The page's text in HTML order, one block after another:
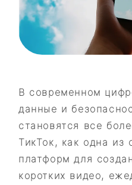
В современном
данные и
становятся все
ТикТок, как одна из
платформ для
коротких видео,